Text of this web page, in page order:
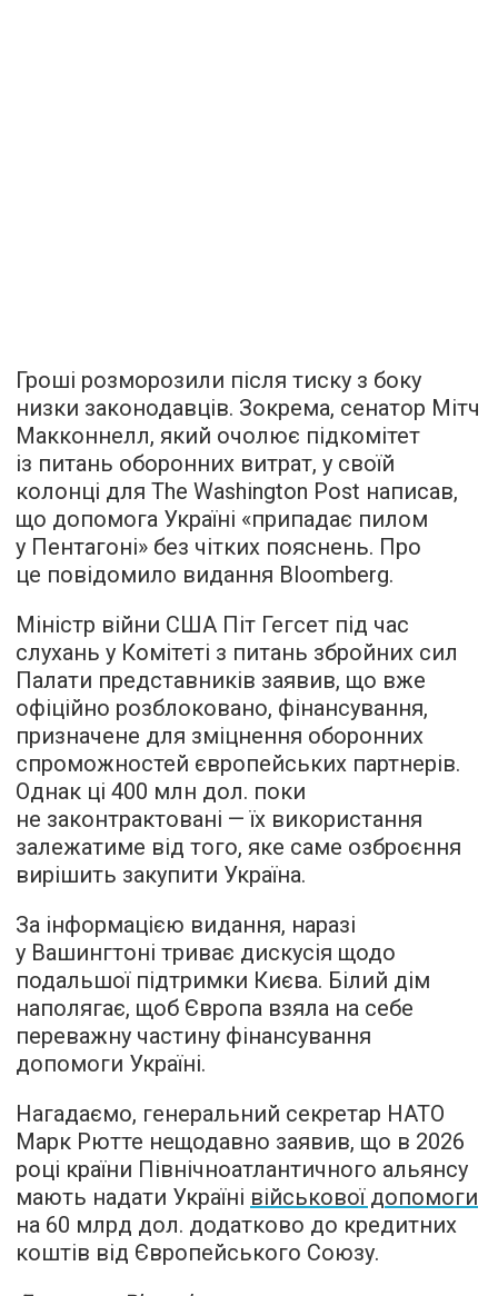
Гроші розморозили після тиску з боку
низки законодавців. Зокрема, сенатор Мітч
Макконнелл, який очолює підкомітет
із питань оборонних витрат, у своїй
колонці для The Washington Post написав,
що допомога Україні «припадає пилом
у Пентагоні» без чітких пояснень. Про
це повідомило видання Bloomberg.
Міністр війни США Піт Гегсет під час
слухань у Комітеті з питань збройних сил
Палати представників заявив, що вже
офіційно розблоковано, фінансування,
призначене для зміцнення оборонних
спроможностей європейських партнерів.
Однак ці 400 млн дол. поки
не законтрактовані — їх використання
залежатиме від того, яке саме озброєння
вирішить закупити Україна.
За інформацією видання, наразі
у Вашингтоні триває дискусія щодо
подальшої підтримки Києва. Білий дім
наполягає, щоб Європа взяла на себе
переважну частину фінансування
допомоги Україні.
Нагадаємо, генеральний секретар НАТО
Марк Рютте нещодавно заявив, що в 2026
році країни Північноатлантичного альянсу
мають надати Україні військової допомоги
на 60 млрд дол. додатково до кредитних
коштів від Європейського Союзу.